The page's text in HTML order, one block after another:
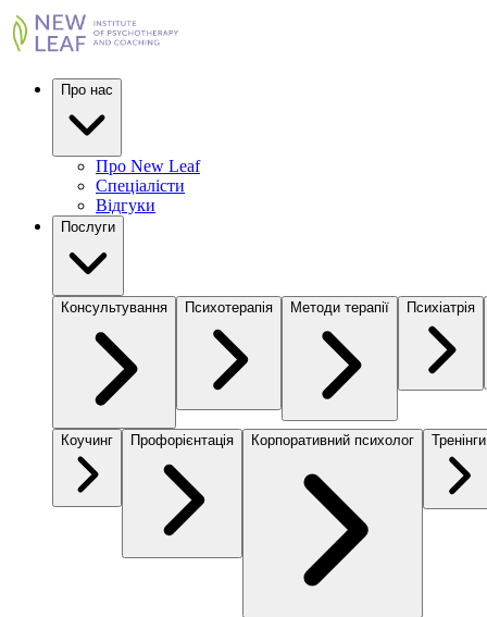
Про нас
Про New Leaf
Спеціалісти
Відгуки
Послуги
Консультування Психотерапія Методи терапії Психіатрія
Коучинг Профорієнтація Корпоративний психолог Тренінги